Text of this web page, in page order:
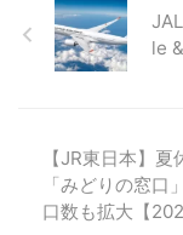
le
【JR東日本】
「みどりの窓
口数も拡大【